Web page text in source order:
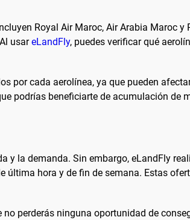
Royal Air Maroc, Air Arabia Maroc y
usareLandFly, puedes verificar qué
por cada aerolínea, ya que pueden
podrías beneficiarte de acumulación de
y la demanda. Sin embargo, eLandFly
hora y de fin de semana. Estas
perderás ninguna oportunidad de